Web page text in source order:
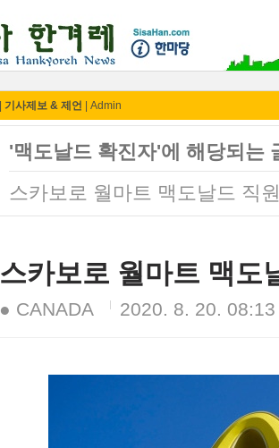
기사제보 & 제언 Admin
'맥도날드 확진자'에 해당되는
스카보로 월마트 맥도날드 직
스카보로 월마트 맥도
● CANADA 2020. 8. 20. 08:13